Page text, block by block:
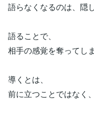
語らなくなるのは、隠
語ることで、
相手の感覚を奪ってし
導くとは、
前に立つことではなく、